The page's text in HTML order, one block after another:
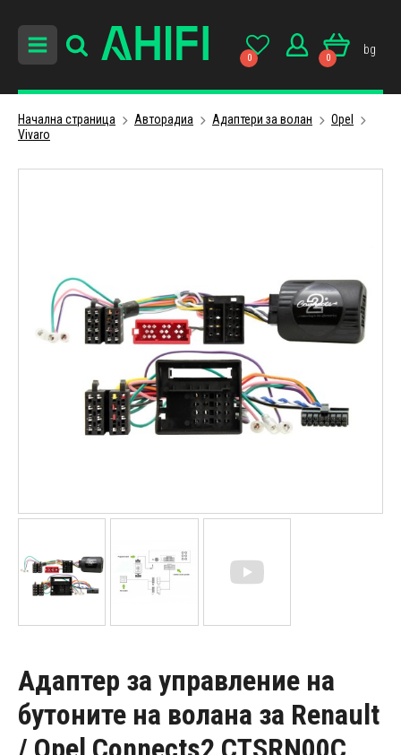
0 0
bg
Начална страница Авторадиa Адаптери за волан
Opel
Vivaro
Адаптер за управление на
бутоните на волана за Renault